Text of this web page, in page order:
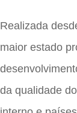
Realizada
maior estado
da qualidade